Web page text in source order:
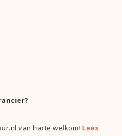
van harte welkom! Lees